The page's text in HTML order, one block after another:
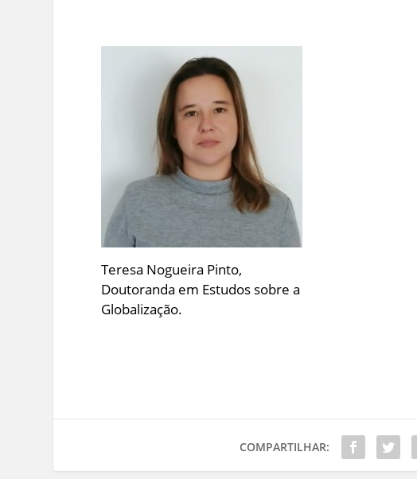
Teresa Nogueira Pinto,
Doutoranda em Estudos sobre a
Globalização.
COMPARTILHAR: